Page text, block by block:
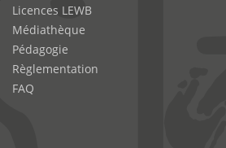
Licences LEWB
Médiathèque
Pédagogie
Règlementation
FAQ